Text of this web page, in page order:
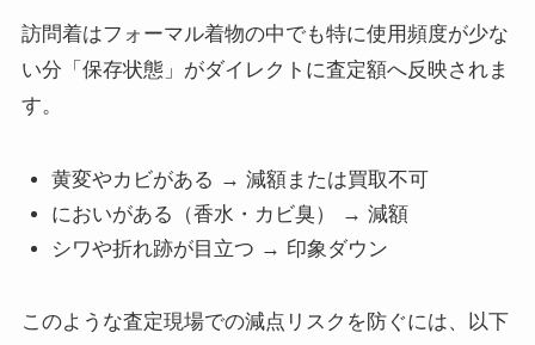
訪問着はフォーマル着物の中でも特に使用頻度が少な
い分「保存状態」がダイレクトに査定額へ反映されま
す。
黄変やカビがある → 減額または買取不可
においがある（香水・カビ臭） → 減額
シワや折れ跡が目立つ → 印象ダウン
このような査定現場での減点リスクを防ぐには、以下